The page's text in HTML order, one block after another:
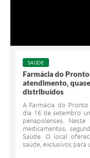
SAÚDE
Farmácia do
atendimento,
distribuídos
A Farmácia do
dia 16 de setembro
penapolenses.
medicamentos,
Saúde. O local
saúde, exclusivos para